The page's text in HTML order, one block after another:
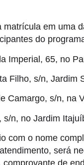
em uma
do
Imperial, 65, no
Filho, s/n, Jardim
Camargo, s/n, na
s/n, no Jardim
com o nome
será